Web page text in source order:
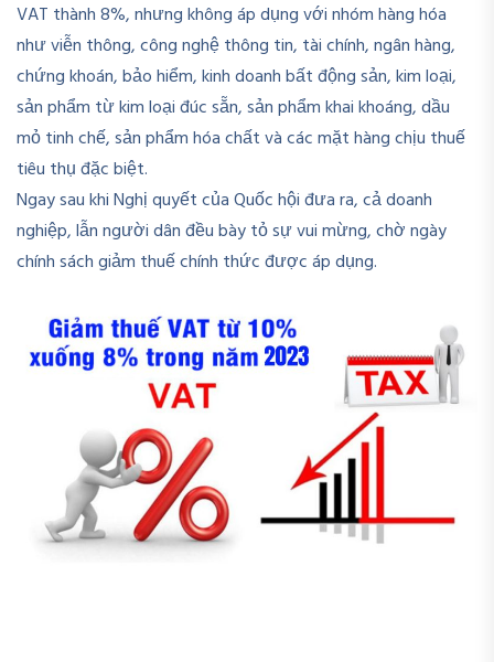
VAT thành 8%, nhưng không áp dụng với nhóm hàng hóa
như viễn thông, công nghệ thông tin, tài chính, ngân hàng,
chứng khoán, bảo hiểm, kinh doanh bất động sản, kim loại,
sản phẩm từ kim loại đúc sẵn, sản phẩm khai khoáng, dầu
mỏ tinh chế, sản phẩm hóa chất và các mặt hàng chịu thuế
tiêu thụ đặc biệt.
Ngay sau khi Nghị quyết của Quốc hội đưa ra, cả doanh
nghiệp, lẫn người dân đều bày tỏ sự vui mừng, chờ ngày
chính sách giảm thuế chính thức được áp dụng.